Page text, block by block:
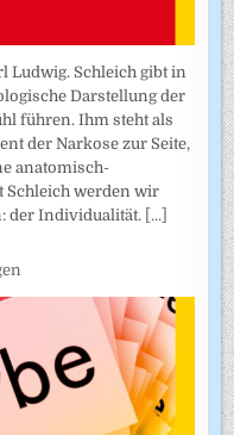
Ludwig. Schleich gibt in
Darstellung der
führen. Ihm steht als
der Narkose zur Seite,
anatomisch-
Schleich werden wir
der Individualität. [...]